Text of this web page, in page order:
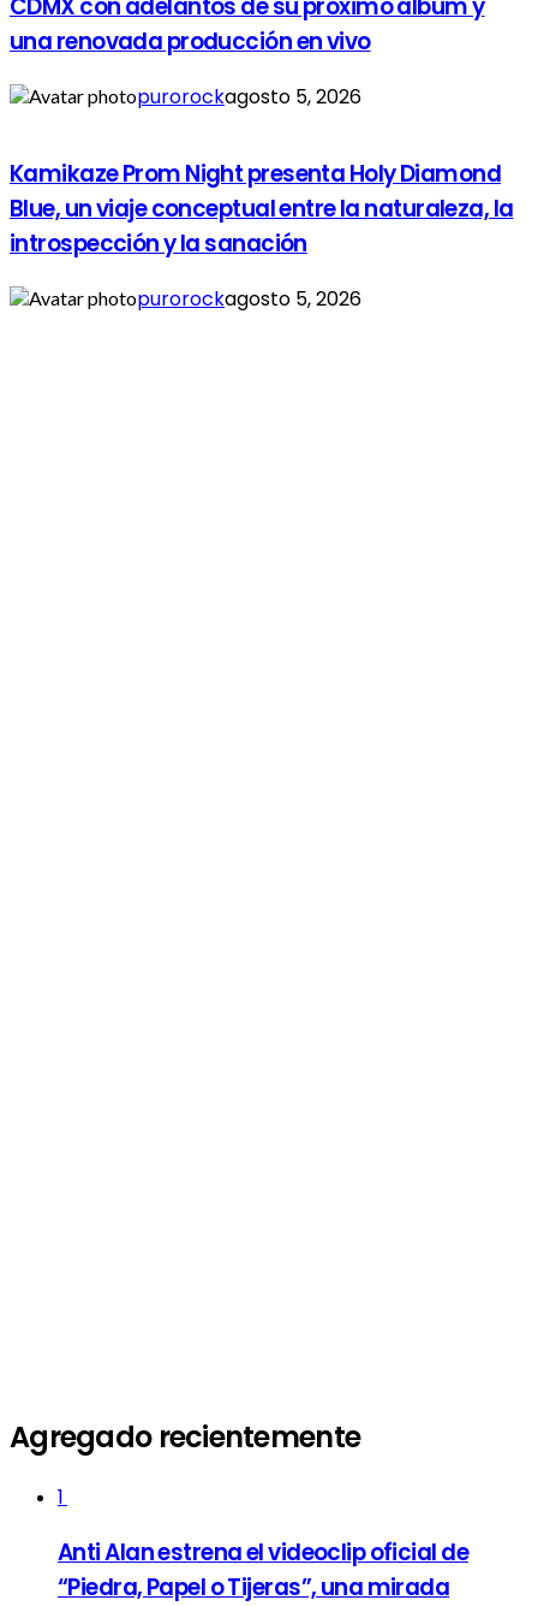
CDMX con adelantos de su próximo álbum y
una renovada producción en vivo
purorockagosto 5, 2026
Kamikaze Prom Night presenta Holy Diamond
Blue, un viaje conceptual entre la naturaleza, la
introspección y la sanación
purorockagosto 5, 2026
Agregado recientemente
1
Anti Alan estrena el videoclip oficial de
“Piedra, Papel o Tijeras”, una mirada